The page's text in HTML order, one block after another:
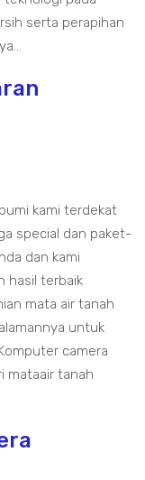
serta perapihan
kami terdekat
special dan paket-
dan kami
hasil terbaik
mata air tanah
untuk
camera
mataair tanah